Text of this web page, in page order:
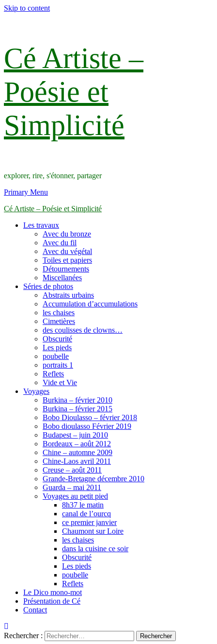
Skip to content
Cé Artiste –
Poésie et
Simplicité
explorer, rire, s'étonner, partager
Primary Menu
Cé Artiste – Poésie et Simplicité
Les travaux
Avec du bronze
Avec du fil
Avec du végétal
Toiles et papiers
Détournements
Miscellanées
Séries de photos
Abstraits urbains
Accumulation d’accumulations
les chaises
Cimetières
des coulisses de clowns…
Obscurité
Les pieds
poubelle
portraits 1
Reflets
Vide et Vie
Voyages
Burkina – février 2010
Burkina – février 2015
Bobo Dioulasso – février 2018
Bobo dioulasso Février 2019
Budapest – juin 2010
Bordeaux – août 2012
Chine – automne 2009
Chine-Laos avril 2011
Creuse – août 2011
Grande-Bretagne décembre 2010
Guarda – mai 2011
Voyages au petit pied
8h37 le matin
canal de l’ourcq
ce premier janvier
Chaumont sur Loire
les chaises
dans la cuisine ce soir
Obscurité
Les pieds
poubelle
Reflets
Le Dico mono-mot
Présentation de Cé
Contact
Rechercher :